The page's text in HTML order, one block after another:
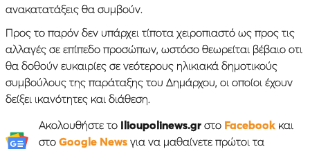
ανακατατάξεις θα συμβούν.
Προς το παρόν δεν υπάρχει τίποτα χειροπιαστό ως προς τις
αλλαγές σε επίπεδο προσώπων, ωστόσο θεωρείται βέβαιο οτι
θα δοθούν ευκαιρίες σε νεότερους ηλικιακά δημοτικούς
συμβούλους της παράταξης του Δημάρχου, οι οποίοι έχουν
δείξει ικανότητες και διάθεση.
Ακολουθήστε το Ilioupolinews.grστο Facebookκαι
στο Google Newsγια να μαθαίνετε πρώτοι τα